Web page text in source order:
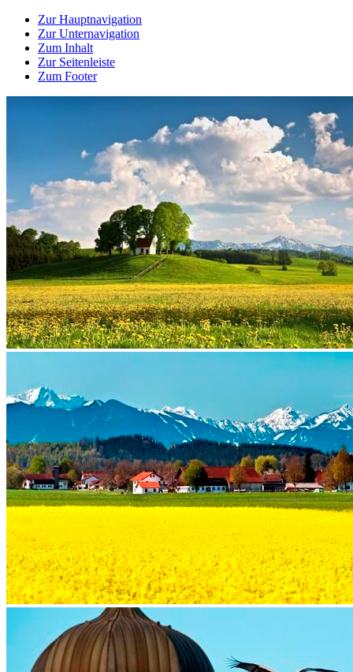
Zur Hauptnavigation
Zur Unternavigation
Zum Inhalt
Zur Seitenleiste
Zum Footer